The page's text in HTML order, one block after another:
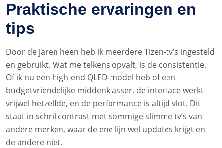
Praktische ervaringen en
tips
Door de jaren heen heb ik meerdere Tizen-tv’s ingesteld
en gebruikt. Wat me telkens opvalt, is de consistentie.
Of ik nu een high-end QLED-model heb of een
budgetvriendelijke middenklasser, de interface werkt
vrijwel hetzelfde, en de performance is altijd vlot. Dit
staat in schril contrast met sommige slimme tv’s van
andere merken, waar de ene lijn wel updates krijgt en
de andere niet.